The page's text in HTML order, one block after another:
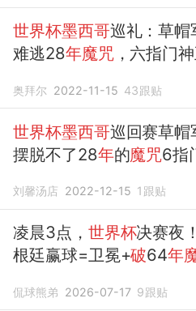
世界杯墨西哥巡礼：草帽
难逃28年魔咒，六指门神
奥拜尔 2022-11-15 43跟贴
世界杯墨西哥巡回赛草帽
摆脱不了28年的魔咒6指
刘馨汤店 2022-12-15 1 跟贴
凌晨3点， 世界杯决赛夜
根廷赢球=卫冕+破64年
侃球熊弟 2026-07-17 9跟贴